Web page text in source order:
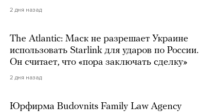
2 дня назад
The Atlantic: Маск не разрешает Украине
использовать Starlink для ударов по России.
Он считает, что «пора заключать сделку»
2 дня назад
Юрфирма Budovnits Family Law Agency